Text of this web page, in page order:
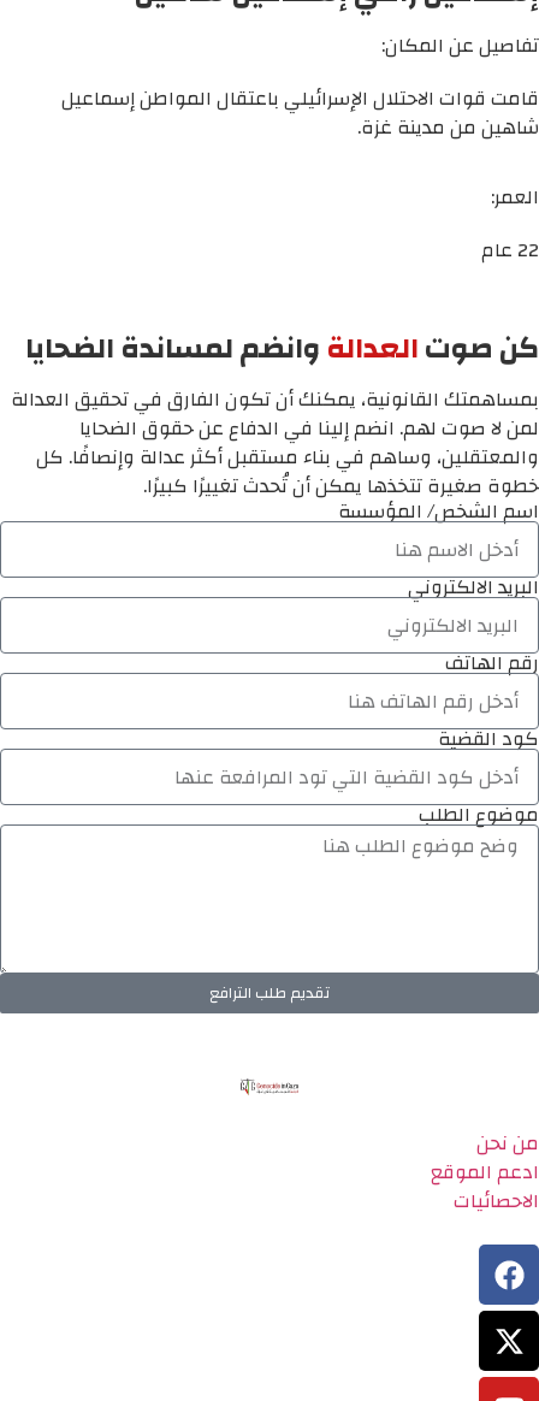
تفاصيل عن المكان:
قامت قوات الاحتلال الإسرائيلي باعتقال المواطن إسماعيل
شاهين من مدينة غزة.
العمر:
22 عام
كن صوتالعدالةوانضم لمساندة الضحايا
بمساهمتك القانونية، يمكنك أن تكون الفارق في تحقيق العدالة
لمن لا صوت لهم. انضم إلينا في الدفاع عن حقوق الضحايا
والمعتقلين، وساهم في بناء مستقبل أكثر عدالة وإنصافًا. كل
خطوة صغيرة تتخذها يمكن أن تُحدث تغييرًا كبيرًا.
اسم الشخص/ المؤسسة
البريد الالكتروني
رقم الهاتف
كود القضية
موضوع الطلب
تقديم طلب الترافع
من نحن
ادعم الموقع
الاحصائيات